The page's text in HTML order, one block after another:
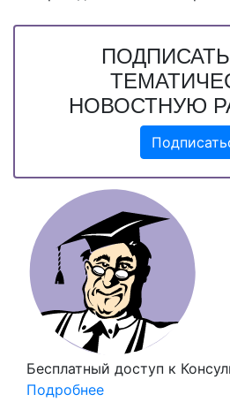
НОВОСТНУЮ
Бесплатный доступ к
Подробнее